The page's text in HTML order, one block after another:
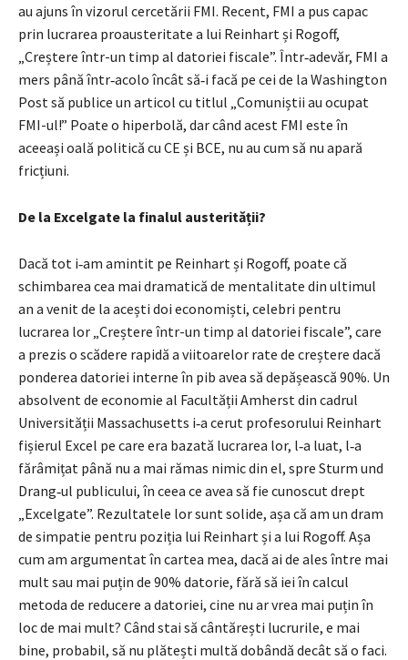
au ajuns în vizorul cercetării FMI. Recent, FMI a pus capac
prin lucrarea proausteritate a lui Reinhart și Rogoff,
„Creștere într-un timp al datoriei fiscale”. Într‑adevăr, FMI a
mers până într‑acolo încât să‑i facă pe cei de la Washington
Post să publice un articol cu titlul „Comuniștii au ocupat
FMI-ul!” Poate o hiperbolă, dar când acest FMI este în
aceeași oală politică cu CE și BCE, nu au cum să nu apară
fricțiuni.
De la Excelgate la finalul austerității?
Dacă tot i‑am amintit pe Reinhart și Rogoff, poate că
schimbarea cea mai dramatică de mentalitate din ultimul
an a venit de la acești doi economiști, celebri pentru
lucrarea lor „Creștere într-un timp al datoriei fiscale”, care
a prezis o scădere rapidă a viitoarelor rate de creștere dacă
ponderea datoriei interne în pib avea să depășească 90%. Un
absolvent de economie al Facultății Amherst din cadrul
Universității Massachusetts i‑a cerut profesorului Reinhart
fișierul Excel pe care era bazată lucrarea lor, l‑a luat, l‑a
fărâmițat până nu a mai rămas nimic din el, spre Sturm und
Drang‑ul publicului, în ceea ce avea să fie cunoscut drept
„Excelgate”. Rezultatele lor sunt solide, așa că am un dram
de simpatie pentru poziția lui Reinhart și a lui Rogoff. Așa
cum am argumentat în cartea mea, dacă ai de ales între mai
mult sau mai puțin de 90% datorie, fără să iei în calcul
metoda de reducere a datoriei, cine nu ar vrea mai puțin în
loc de mai mult? Când stai să cântărești lucrurile, e mai
bine, probabil, să nu plătești multă dobândă decât să o faci.